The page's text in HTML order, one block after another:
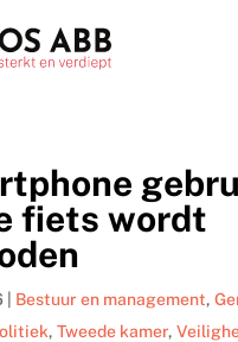
fiets wordt
| Bestuur en management,
, Tweede kamer,